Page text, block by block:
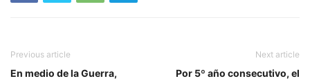
Previous article
En medio de la Guerra,
Next article
Por 5º año consecutivo, el